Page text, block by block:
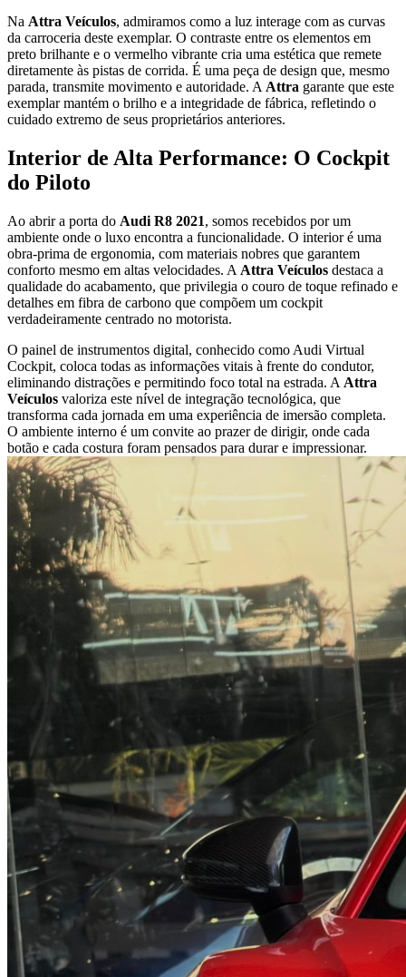
Na Attra Veículos, admiramos como a luz interage com as curvas
da carroceria deste exemplar. O contraste entre os elementos em
preto brilhante e o vermelho vibrante cria uma estética que remete
diretamente às pistas de corrida. É uma peça de design que, mesmo
parada, transmite movimento e autoridade. AAttra garante que este
exemplar mantém o brilho e a integridade de fábrica, refletindo o
cuidado extremo de seus proprietários anteriores.
Interior de Alta Performance: O Cockpit
do Piloto
Ao abrir a porta do Audi R8 2021, somos recebidos por um
ambiente onde o luxo encontra a funcionalidade. O interior é uma
obra-prima de ergonomia, com materiais nobres que garantem
conforto mesmo em altas velocidades. A Attra Veículos destaca a
qualidade do acabamento, que privilegia o couro de toque refinado e
detalhes em fibra de carbono que compõem um cockpit
verdadeiramente centrado no motorista.
O painel de instrumentos digital, conhecido como Audi Virtual
Cockpit, coloca todas as informações vitais à frente do condutor,
eliminando distrações e permitindo foco total na estrada. A Attra
Veículos valoriza este nível de integração tecnológica, que
transforma cada jornada em uma experiência de imersão completa.
O ambiente interno é um convite ao prazer de dirigir, onde cada
botão e cada costura foram pensados para durar e impressionar.